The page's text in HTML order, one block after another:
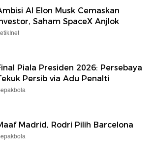
AI Elon Musk Cemaskan
Saham SpaceX Anjlok
Piala Presiden 2026: Persebaya
Persib via Adu Penalti
Madrid, Rodri Pilih Barcelona